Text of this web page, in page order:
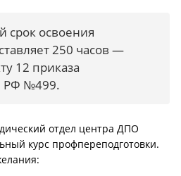
освоения
250 часов —
12 приказа
РФ №499.
отдел центра ДПО
курс профпереподготовки.